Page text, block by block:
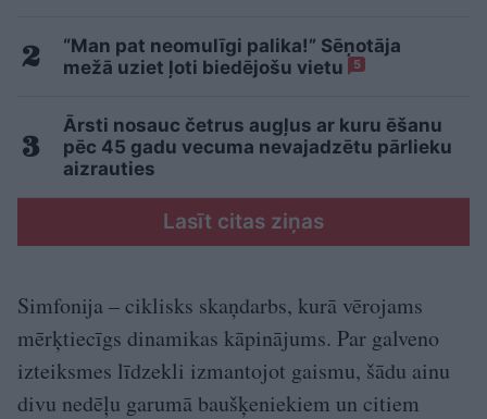
“Man pat neomulīgi palika!” Sēņotāja
mežā uziet ļoti biedējošu vietu
5
Ārsti nosauc četrus augļus ar kuru ēšanu
pēc 45 gadu vecuma nevajadzētu pārlieku
aizrauties
Lasīt citas ziņas
Simfonija – ciklisks skaņdarbs, kurā vērojams
mērķtiecīgs dinamikas kāpinājums. Par galveno
izteiksmes līdzekli izmantojot gaismu, šādu ainu
divu nedēļu garumā baušķeniekiem un citiem